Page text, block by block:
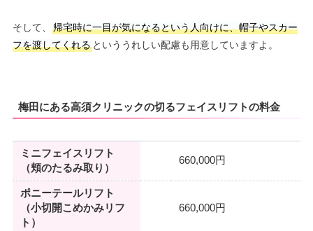
そして、
帰宅時に一目が気になるという人向けに、帽子やスカー
フを渡してくれるといううれしい配慮も用意していますよ。
梅田にある高須クリニックの切るフェイスリフトの料金
ミニフェイスリフト
（頬のたるみ取り）
660,000円
ポニーテールリフト
（小切開こめかみリフ
ト）
660,000円